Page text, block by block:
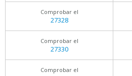
Comprobar el
27328
Comprobar el
27330
Comprobar el